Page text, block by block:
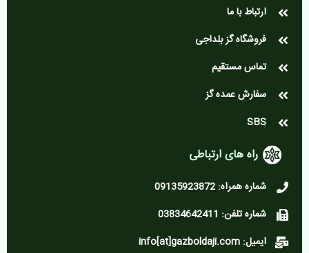
ارتباط با ما
فروشگاه گز بلداجی
تماس مستقیم
سفارش عمده گز
SBS
راه های ارتباطی
شماره همراه: 09135923872
شماره تلفن: 03834642411
ایمیل: info[at]gazboldaji.com